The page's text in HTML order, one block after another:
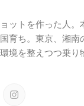
ットを作った人
育ち。東京、湘南
境を整えつつ乗